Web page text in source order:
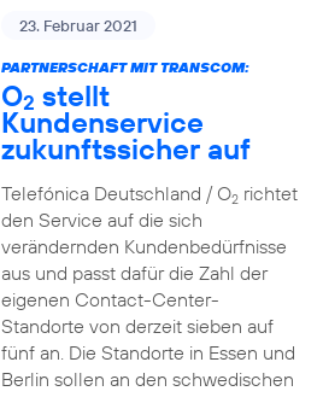
23. Februar 2021
PARTNERSCHAFT MIT TRANSCOM:
O2 stellt
Kundenservice
zukunftssicher auf
Telefónica Deutschland / O2richtet
den Service auf die sich
verändernden Kundenbedürfnisse
aus und passt dafür die Zahl der
eigenen Contact-Center-
Standorte von derzeit sieben auf
fünf an. Die Standorte in Essen und
Berlin sollen an den schwedischen